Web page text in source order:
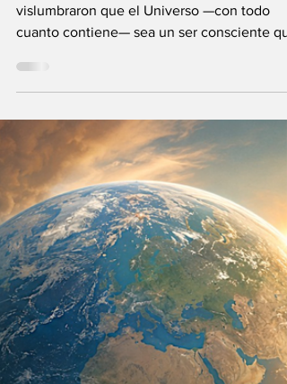
fuera el propio
cuanto contiene— sea un ser consciente
se creó a sí mismo